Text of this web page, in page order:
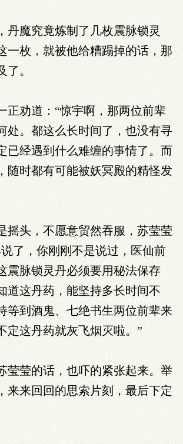
魔究竟炼制了几枚震脉锁灵
一枚，就被他给糟蹋掉的话，那
了。
劝道：“惊宇啊，那两位前辈
处。都这么长时间了，也没有寻
已经遇到什么难缠的事情了。而
随时都有可能被妖冥殿的精怪发
摇头，不愿意贸然吞服，苏莹莹
了，你刚刚不是说过，医仙前
震脉锁灵丹必须要用秘法保存
道这丹药，能坚持多长时间不
等到酒鬼、七绝书生两位前辈来
定这丹药就灰飞烟灭啦。”
莹莹的话，也吓的紧张起来。举
来来回回的思索片刻，最后下定